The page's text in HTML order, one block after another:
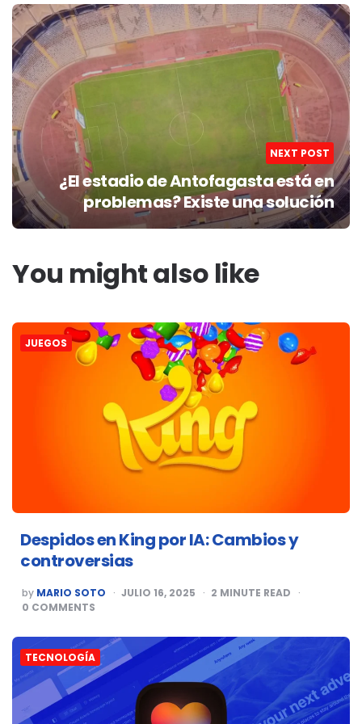
NEXT POST
¿El estadio de Antofagasta está en
problemas? Existe una solución
You might also like
JUEGOS
Despidos en King por IA: Cambios y
controversias
POSTED
BY
by MARIO SOTO JULIO 16, 2025 2 MINUTE READ
0 COMMENTS
TECNOLOGÍA